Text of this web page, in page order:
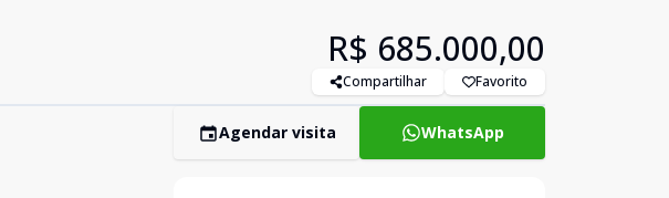
R$ 685.000,00
Compartilhar Favorito
Agendar visita WhatsApp